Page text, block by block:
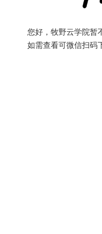
您好，牧野云学院暂
如需查看可微信扫码